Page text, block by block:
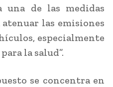
una de las medidas
las emisiones
especialmente
la salud”.
se concentra en